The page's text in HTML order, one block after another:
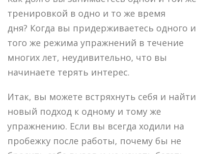
тренировкой в ​​одно и то же время
дня? Когда вы придерживаетесь одного и
того же режима упражнений в течение
многих лет, неудивительно, что вы
начинаете терять интерес.
Итак, вы можете встряхнуть себя и найти
новый подход к одному и тому же
упражнению. Если вы всегда ходили на
пробежку после работы, почему бы не